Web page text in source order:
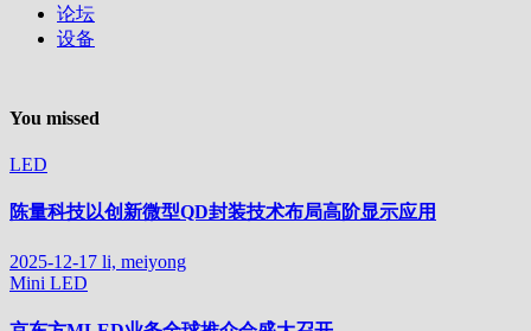
论坛
设备
You missed
LED
陈量科技以创新微型QD封装技术布局高阶显示应用
2025-12-17 li, meiyong
Mini LED